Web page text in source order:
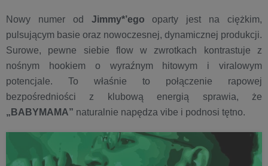
Nowy numer od Jimmy*’ego oparty jest na ciężkim,
pulsującym basie oraz nowoczesnej, dynamicznej produkcji.
Surowe, pewne siebie flow w zwrotkach kontrastuje z
nośnym hookiem o wyraźnym hitowym i viralowym
potencjale. To właśnie to połączenie rapowej
bezpośredniości z klubową energią sprawia, że
„BABYMAMA” naturalnie napędza vibe i podnosi tętno.